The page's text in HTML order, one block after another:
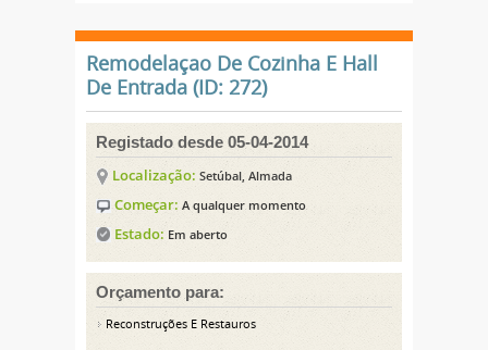
Remodelaçao De Cozinha E Hall
De Entrada (ID: 272)
Registado desde 05-04-2014
Localização: Setúbal, Almada
Começar: A qualquer momento
Estado: Em aberto
Orçamento para:
Reconstruções E Restauros